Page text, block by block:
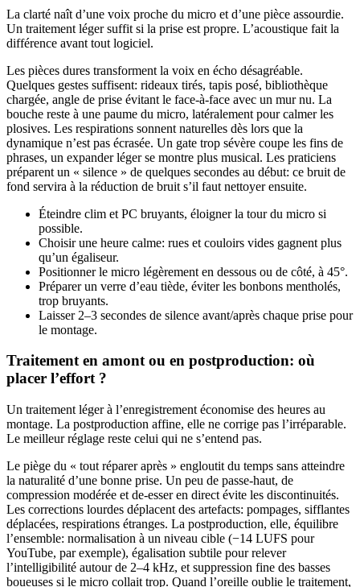
La clarté naît d’une voix proche du micro et d’une pièce assourdie.
Un traitement léger suffit si la prise est propre. L’acoustique fait la
différence avant tout logiciel.
Les pièces dures transforment la voix en écho désagréable.
Quelques gestes suffisent: rideaux tirés, tapis posé, bibliothèque
chargée, angle de prise évitant le face-à-face avec un mur nu. La
bouche reste à une paume du micro, latéralement pour calmer les
plosives. Les respirations sonnent naturelles dès lors que la
dynamique n’est pas écrasée. Un gate trop sévère coupe les fins de
phrases, un expander léger se montre plus musical. Les praticiens
préparent un « silence » de quelques secondes au début: ce bruit de
fond servira à la réduction de bruit s’il faut nettoyer ensuite.
Éteindre clim et PC bruyants, éloigner la tour du micro si
possible.
Choisir une heure calme: rues et couloirs vides gagnent plus
qu’un égaliseur.
Positionner le micro légèrement en dessous ou de côté, à 45°.
Préparer un verre d’eau tiède, éviter les bonbons mentholés,
trop bruyants.
Laisser 2–3 secondes de silence avant/après chaque prise pour
le montage.
Traitement en amont ou en postproduction: où
placer l’effort ?
Un traitement léger à l’enregistrement économise des heures au
montage. La postproduction affine, elle ne corrige pas l’irréparable.
Le meilleur réglage reste celui qui ne s’entend pas.
Le piège du « tout réparer après » engloutit du temps sans atteindre
la naturalité d’une bonne prise. Un peu de passe-haut, de
compression modérée et de-esser en direct évite les discontinuités.
Les corrections lourdes déplacent des artefacts: pompages, sifflantes
déplacées, respirations étranges. La postproduction, elle, équilibre
l’ensemble: normalisation à un niveau cible (−14 LUFS pour
YouTube, par exemple), égalisation subtile pour relever
l’intelligibilité autour de 2–4 kHz, et suppression fine des basses
boueuses si le micro collait trop. Quand l’oreille oublie le traitement,